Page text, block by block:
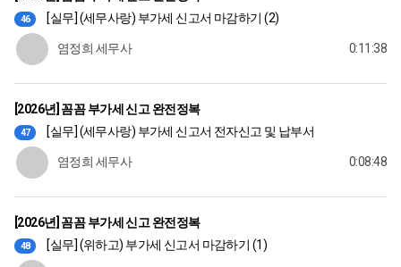
46 [실무] (세무사랑) 부가세 신고서 마감하기 (2)
염정희 세무사 0:11:38
[2026년] 꼼꼼 부가세 신고 완전정복
47 [실무] (세무사랑) 부가세 신고서 전자신고 및 납부서
염정희 세무사 0:08:48
[2026년] 꼼꼼 부가세 신고 완전정복
48 [실무] (위하고) 부가세 신고서 마감하기 (1)